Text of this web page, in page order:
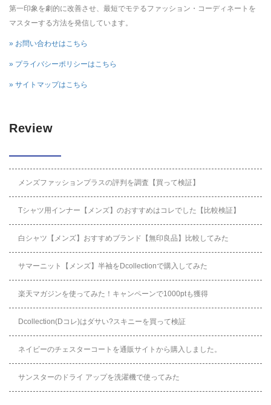
第一印象を劇的に改善させ、最短でモテるファッション・コーディネートを
マスターする方法を発信しています。
» お問い合わせはこちら
» プライバシーポリシーはこちら
» サイトマップはこちら
Review
メンズファッションプラスの評判を調査【買って検証】
Tシャツ用インナー【メンズ】のおすすめはコレでした【比較検証】
白シャツ【メンズ】おすすめブランド【無印良品】比較してみた
サマーニット【メンズ】半袖をDcollectionで購入してみた
楽天マガジンを使ってみた！キャンペーンで1000ptも獲得
Dcollection(Dコレ)はダサい?スキニーを買って検証
ネイビーのチェスターコートを通販サイトから購入しました。
サンスターのドライ アップを洗濯機で使ってみた